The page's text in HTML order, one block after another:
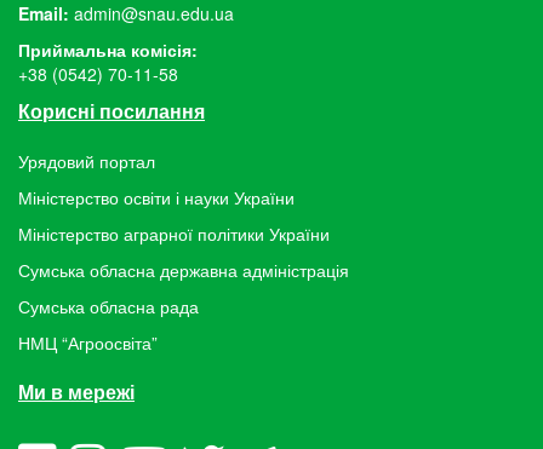
Email: admin@snau.edu.ua
Приймальна комісія:
+38 (0542) 70-11-58
Корисні посилання
Урядовий портал
Міністерство освіти і науки України
Міністерство аграрної політики України
Сумська обласна державна адміністрація
Сумська обласна рада
НМЦ “Агроосвіта”
Ми в мережі